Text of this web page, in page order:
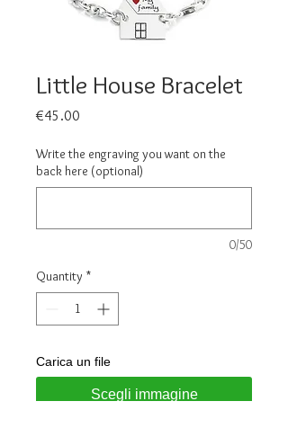
Little House Bracelet
€45.00
Write the engraving you want on the
back here (optional)
0/50
Quantity *
Carica un file
Scegli immagine